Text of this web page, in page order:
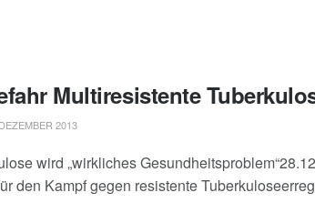
Multiresistente
2013
wird „wirkliches
den Kampf gegen resistente